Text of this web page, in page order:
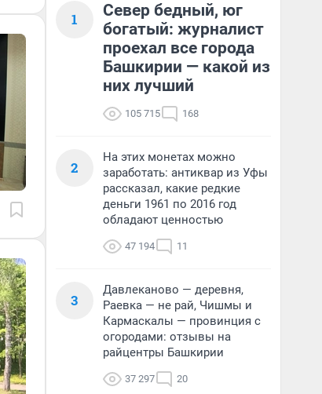
1
Север бедный, юг
богатый: журналист
проехал все города
Башкирии — какой из
них лучший
105 715 168
2
На этих монетах можно
заработать: антиквар из Уфы
рассказал, какие редкие
деньги 1961 по 2016 год
обладают ценностью
47 194 11
3
Давлеканово — деревня,
Раевка — не рай, Чишмы и
Кармаскалы — провинция с
огородами: отзывы на
райцентры Башкирии
37 297 20